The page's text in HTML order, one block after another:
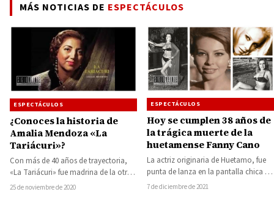
MÁS NOTICIAS DE ESPECTÁCULOS
ESPECTÁCULOS
¿Conoces la historia de
Amalia Mendoza «La
Tariácuri»?
Con más de 40 años de trayectoria,
«La Tariácuri» fue madrina de la otra
famosa intérprete Chayito Valdez…
25 de noviembre de 2020
ESPECTÁCULOS
Hoy se cumplen 38 años de
la trágica muerte de la
huetamense Fanny Cano
La actriz originaria de Huetamo, fue
punta de lanza en la pantalla chica a
través de las telenovelas…
7 de diciembre de 2021